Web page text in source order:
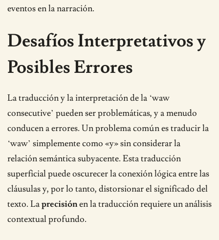
eventos en la narración.
Desafíos Interpretativos y
Posibles Errores
La traducción y la interpretación de la ‘waw
consecutive’ pueden ser problemáticas, y a menudo
conducen a errores. Un problema común es traducir la
‘waw’ simplemente como «y» sin considerar la
relación semántica subyacente. Esta traducción
superficial puede oscurecer la conexión lógica entre las
cláusulas y, por lo tanto, distorsionar el significado del
texto. Laprecisiónen la traducción requiere un análisis
contextual profundo.